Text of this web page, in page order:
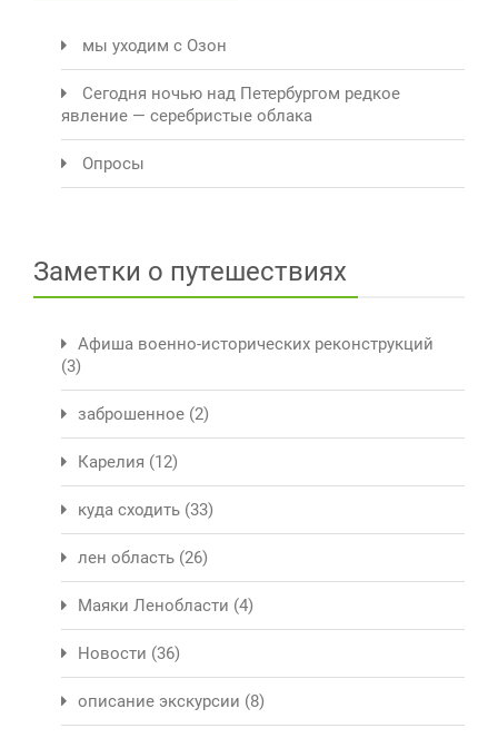
мы уходим с Озон
Сегодня ночью над Петербургом редкое
явление — серебристые облака
Опросы
Заметки о путешествиях
Афиша военно-исторических реконструкций
(3)
заброшенное (2)
Карелия (12)
куда сходить (33)
лен область (26)
Маяки Ленобласти (4)
Новости (36)
описание экскурсии (8)